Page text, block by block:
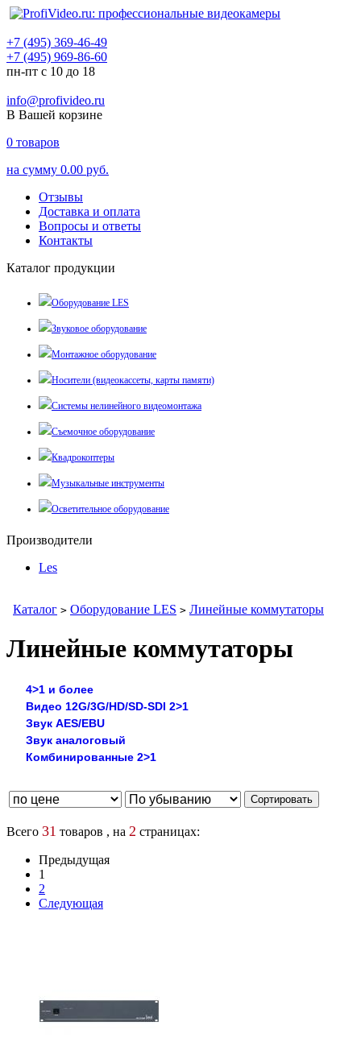
+7 (495) 369-46-49
+7 (495) 969-86-60
пн-пт с 10 до 18
info@profivideo.ru
В Вашей корзине
0 товаров
на сумму 0.00 руб.
Отзывы
Доставка и оплата
Вопросы и ответы
Контакты
Каталог продукции
Оборудование LES
Звуковое оборудование
Монтажное оборудование
Носители (видеокассеты, карты памяти)
Системы нелинейного видеомонтажа
Съемочное оборудование
Квадрокоптеры
Музыкальные инструменты
Осветительное оборудование
Производители
Les
Каталог > Оборудование LES > Линейные коммутаторы
Линейные коммутаторы
4>1 и более
Видео 12G/3G/HD/SD-SDI 2>1
Звук AES/EBU
Звук аналоговый
Комбинированные 2>1
Всего 31 товаров , на 2 страницах:
Предыдущая
1
2
Следующая